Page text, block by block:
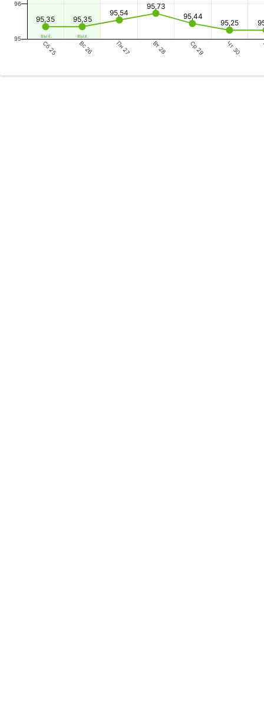
вых. вых.
95,35 95,35
95,54
95,73
95,44
95,25
Сб 25 Вс 26 Пн 27 Вт 28 Ср 29 Чт 30
95
96